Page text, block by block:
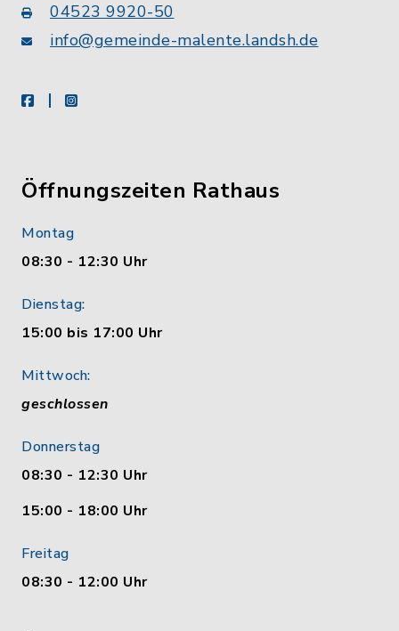
04523 9920-50
info@gemeinde-malente.landsh.de
facebookinstagram
Öffnungszeiten Rathaus
Montag
08:30 - 12:30 Uhr
Dienstag:
15:00 bis 17:00 Uhr
Mittwoch:
geschlossen
Donnerstag
08:30 - 12:30 Uhr
15:00 - 18:00 Uhr
Freitag
08:30 - 12:00 Uhr